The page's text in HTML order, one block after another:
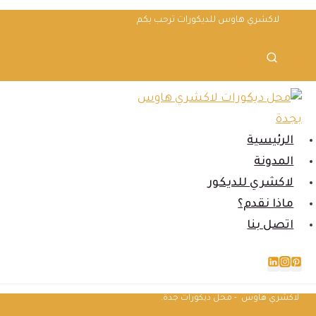
التجاوز
المحتوى
لاكشري هاوس للديكورات ترحب بكم
الرئيسية
المدونة
لاكشري للديكور
ماذا نقدم؟
اتصل بنا
لاكشري هاوس - محل ديكورات جدة.